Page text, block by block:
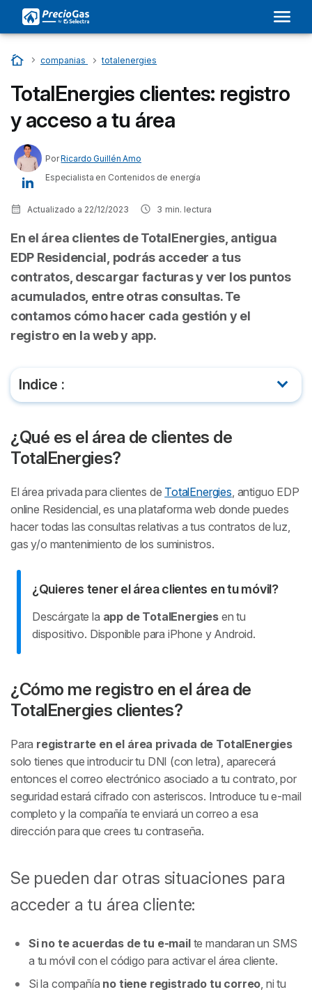
Inicio
…
companias …
totalenergies
TotalEnergies clientes: registro
y acceso a tu área
PorRicardo Guillén Amo
Especialista en Contenidos de energía
Actualizado a 22/12/2023 3 min. lectura
En el área clientes de TotalEnergies, antigua
EDP Residencial, podrás acceder a tus
contratos, descargar facturas y ver los puntos
acumulados, entre otras consultas. Te
contamos cómo hacer cada gestión y el
registro en la web y app.
Indice :
¿Cómo me registro en el área de TotalEnergies
clientes?
¿Qué gestiones puedo hacer online con
TotalEnergies?
¿Qué es el área de clientes de
TotalEnergies?
El área privada para clientes de TotalEnergies , antiguo EDP
online Residencial, es una plataforma web donde puedes
hacer todas las consultas relativas a tus contratos de luz,
gas y/o mantenimiento de los suministros.
¿Quieres tener el área clientes en tu móvil?
Descárgate la app de TotalEnergies en tu
dispositivo. Disponible para iPhone y Android.
¿Cómo me registro en el área de
TotalEnergies clientes?
Para registrarte en el área privada de TotalEnergies
solo tienes que introducir tu DNI (con letra), aparecerá
entonces el correo electrónico asociado a tu contrato, por
seguridad estará cifrado con asteriscos. Introduce tu e-mail
completo y la compañía te enviará un correo a esa
dirección para que crees tu contraseña.
Se pueden dar otras situaciones para
acceder a tu área cliente:
Si no te acuerdas de tu e-mailte mandaran un SMS
a tu móvil con el código para activar el área cliente.
Si la compañía no tiene registrado tu correo , ni tu